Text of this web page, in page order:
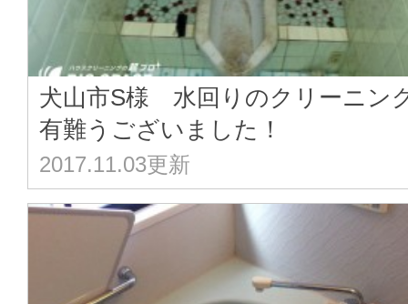
犬山市S様 水回りのクリーニン
有難うございました！
2017.11.03更新